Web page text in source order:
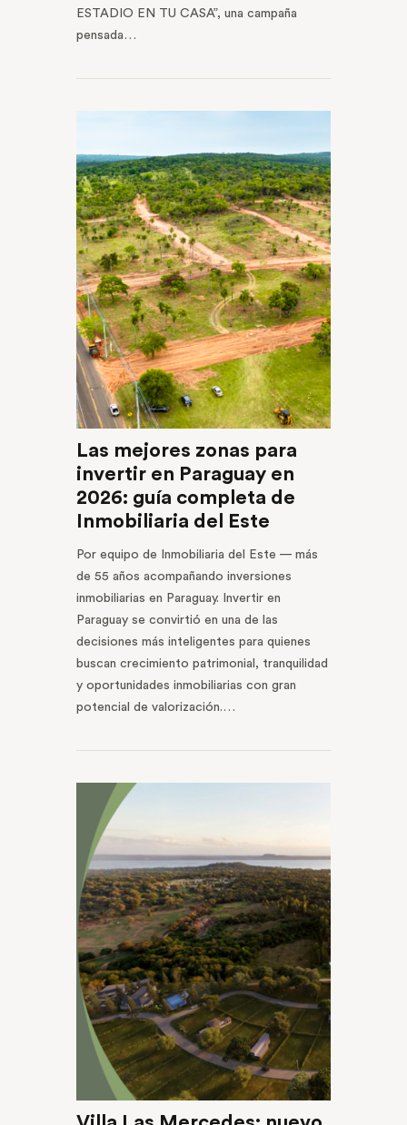
ESTADIO EN TU CASA”, una campaña
pensada…
Las mejores zonas para
invertir en Paraguay en
2026: guía completa de
Inmobiliaria del Este
Por equipo de Inmobiliaria del Este — más
de 55 años acompañando inversiones
inmobiliarias en Paraguay. Invertir en
Paraguay se convirtió en una de las
decisiones más inteligentes para quienes
buscan crecimiento patrimonial, tranquilidad
y oportunidades inmobiliarias con gran
potencial de valorización.…